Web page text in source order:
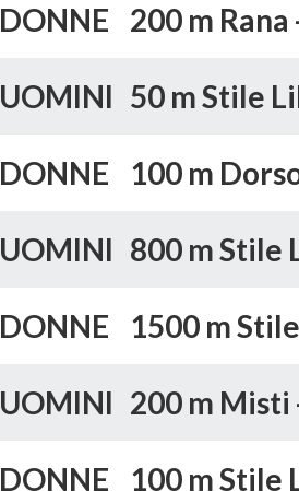
DONNE 200 m Rana
UOMINI 50 m Stile
DONNE 100 m
UOMINI 800 m Stile
DONNE 1500 m
UOMINI 200 m Misti
DONNE 100 m Stile